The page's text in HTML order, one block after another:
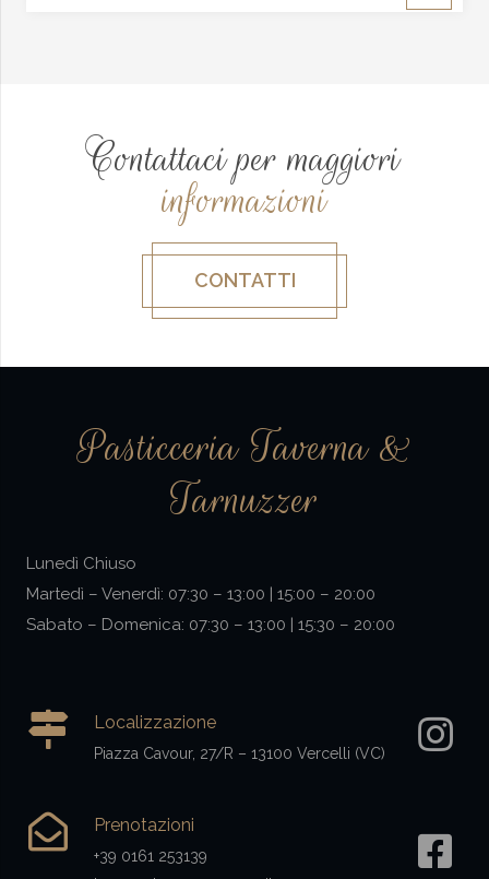
Contattaci per maggiori
informazioni
CONTATTI
Pasticceria Taverna &
Tarnuzzer
Lunedì Chiuso
Martedì – Venerdì: 07:30 – 13:00 | 15:00 – 20:00
Sabato – Domenica: 07:30 – 13:00 | 15:30 – 20:00
Localizzazione
Piazza Cavour, 27/R – 13100 Vercelli (VC)
Prenotazioni
+39 0161 253139